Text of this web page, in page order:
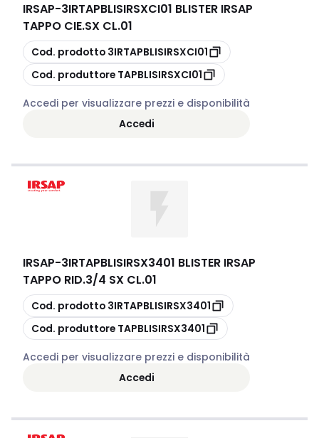
IRSAP-3IRTAPBLISIRSXCI01 BLISTER IRSAP
TAPPO CIE.SX CL.01
copia
Cod. prodotto 3IRTAPBLISIRSXCI01
copia
Cod. produttore TAPBLISIRSXCI01
Accedi per visualizzare prezzi e disponibilità
Accedi
IRSAP-3IRTAPBLISIRSX3401 BLISTER IRSAP
TAPPO RID.3/4 SX CL.01
copia
Cod. prodotto 3IRTAPBLISIRSX3401
copia
Cod. produttore TAPBLISIRSX3401
Accedi per visualizzare prezzi e disponibilità
Accedi